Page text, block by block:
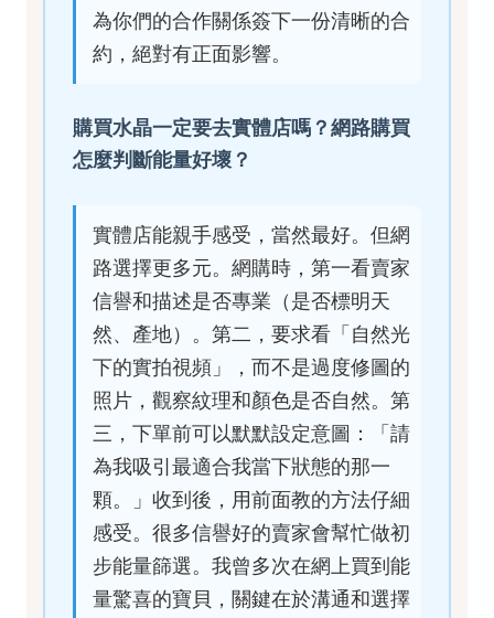
為你們的合作關係簽下一份清晰的合
約，絕對有正面影響。
購買水晶一定要去實體店嗎？網路購買
怎麼判斷能量好壞？
實體店能親手感受，當然最好。但網
路選擇更多元。網購時，第一看賣家
信譽和描述是否專業（是否標明天
然、產地）。第二，要求看「自然光
下的實拍視頻」，而不是過度修圖的
照片，觀察紋理和顏色是否自然。第
三，下單前可以默默設定意圖：「請
為我吸引最適合我當下狀態的那一
顆。」收到後，用前面教的方法仔細
感受。很多信譽好的賣家會幫忙做初
步能量篩選。我曾多次在網上買到能
量驚喜的寶貝，關鍵在於溝通和選擇